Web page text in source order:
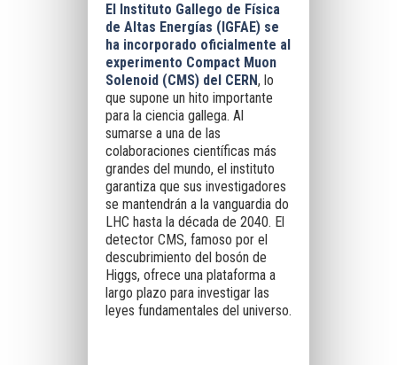
El Instituto Gallego de Física
de Altas Energías (IGFAE) se
ha incorporado oficialmente al
experimento Compact Muon
Solenoid (CMS) del CERN, lo
que supone un hito importante
para la ciencia gallega. Al
sumarse a una de las
colaboraciones científicas más
grandes del mundo, el instituto
garantiza que sus investigadores
se mantendrán a la vanguardia do
LHC hasta la década de 2040. El
detector CMS, famoso por el
descubrimiento del bosón de
Higgs, ofrece una plataforma a
largo plazo para investigar las
leyes fundamentales del universo.